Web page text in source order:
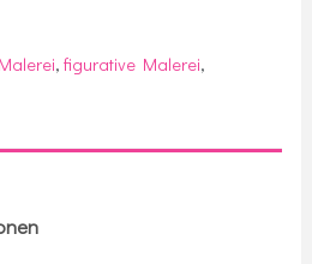
,figurative Malerei,